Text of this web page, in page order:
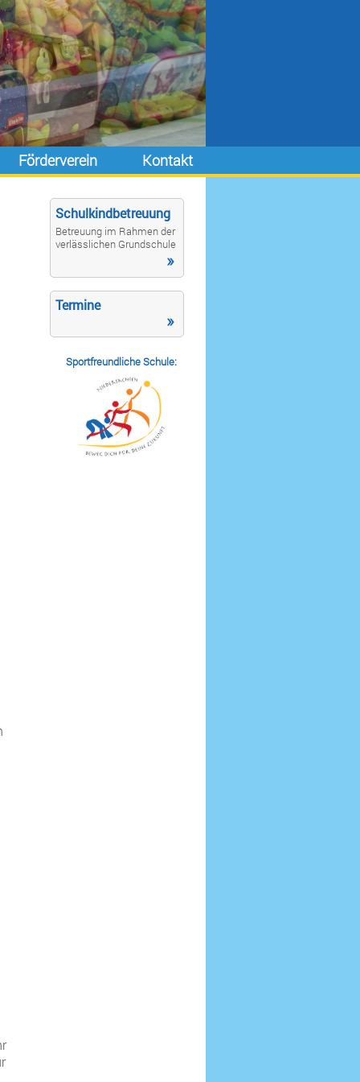
Förderverein Kontakt
Schulkindbetreuung
Betreuung im Rahmen der
verlässlichen Grundschule
»
Termine
»
Sportfreundliche Schule: